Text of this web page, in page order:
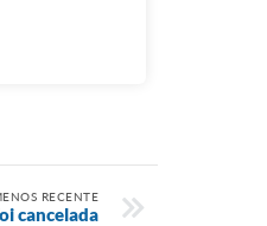
RECENTE
cancelada